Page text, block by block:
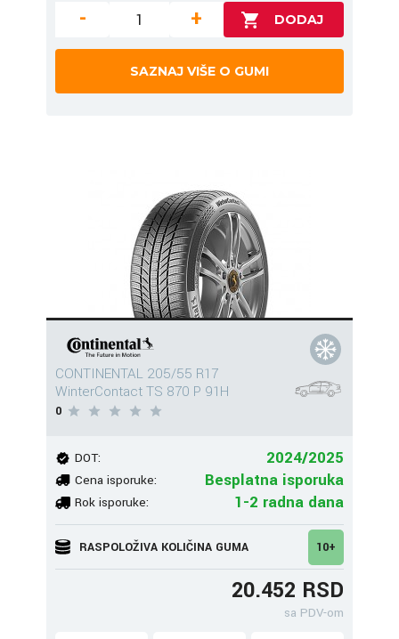
- +
SAZNAJ VIŠE O GUMI
CONTINENTAL 205/55 R17
WinterContact TS 870 P 91H
0
DOT: 2024/2025
Cena isporuke: Besplatna isporuka
Rok isporuke: 1-2 radna dana
RASPOLOŽIVA KOLIČINA GUMA 10+
20.452 RSD
sa PDV-om